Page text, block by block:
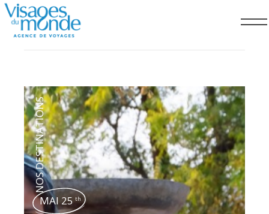
NOS DESTINATIONS
MAI 25 th